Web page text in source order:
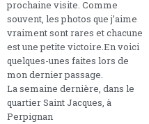
prochaine visite. Comme
souvent, les photos que j’aime
vraiment sont rares et chacune
est une petite victoire.En voici
quelques-unes faites lors de
mon dernier passage.
La semaine dernière, dans le
quartier Saint Jacques, à
Perpignan